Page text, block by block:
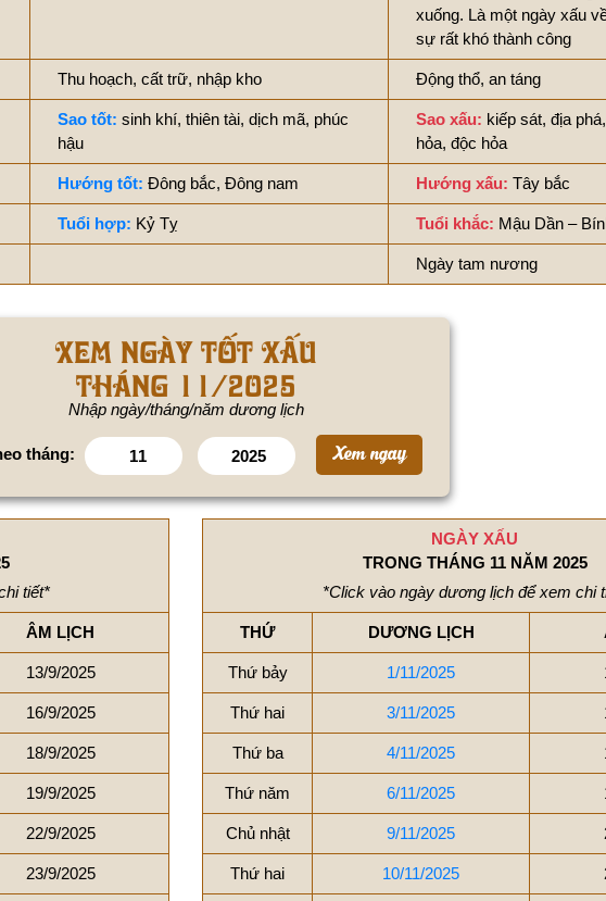
xuống. Là một ngày xấu
sự rất khó thành công
Thu hoạch, cất trữ, nhập kho Động thổ, an táng
Sao tốt: sinh khí, thiên tài, dịch mã, phúc
hậu
Sao xấu: kiếp sát, địa
hỏa, độc hỏa
Hướng tốt: Đông bắc, Đông nam Hướng xấu: Tây bắc
Tuổi hợp: Kỷ Tỵ Tuổi khắc: Mậu Dần –
Ngày tam nương
Xem ngày tốt xấu
tháng 11/2025
Nhập ngày/tháng/năm dương lịch
tháng:
tiết*
ÂM LỊCH
13/9/2025
16/9/2025
18/9/2025
19/9/2025
22/9/2025
23/9/2025
NGÀY XẤU
TRONG THÁNG 11 NĂM 2025
*Click vào ngày dương lịch để xem chi
THỨ DƯƠNG LỊCH
Thứ bảy 1/11/2025
Thứ hai 3/11/2025
Thứ ba 4/11/2025
Thứ năm 6/11/2025
Chủ nhật 9/11/2025
Thứ hai 10/11/2025